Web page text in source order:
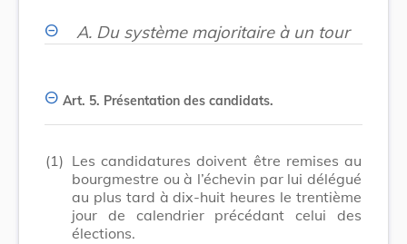
A. Du système majoritaire à un tour
Art. 5. Présentation des candidats.
(1) Les candidatures doivent être remises au
bourgmestre ou à l’échevin par lui délégué
au plus tard à dix-huit heures le trentième
jour de calendrier précédant celui des
élections.